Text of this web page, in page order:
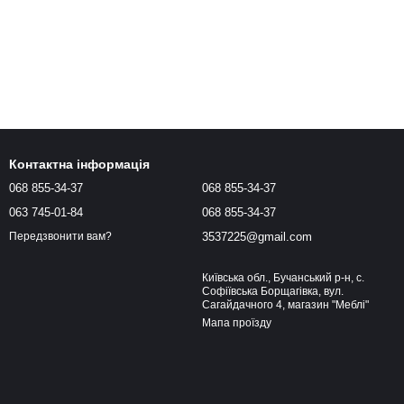
Контактна інформація
068 855-34-37
063 745-01-84
Передзвонити вам?
068 855-34-37
068 855-34-37
3537225@gmail.com
Київська обл., Бучанський р-н, с.
Софіївська Борщагівка, вул.
Сагайдачного 4, магазин "Меблі"
Мапа проїзду